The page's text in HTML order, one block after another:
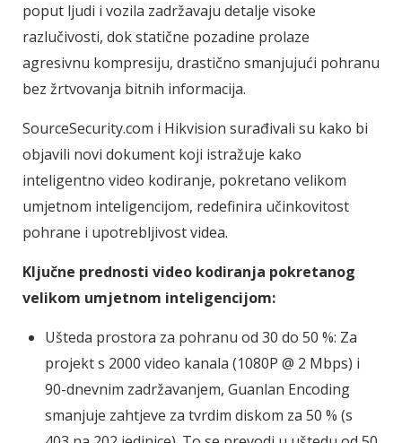
poput ljudi i vozila zadržavaju detalje visoke
razlučivosti, dok statične pozadine prolaze
agresivnu kompresiju, drastično smanjujući pohranu
bez žrtvovanja bitnih informacija.
SourceSecurity.com i Hikvision surađivali su kako bi
objavili novi dokument koji istražuje kako
inteligentno video kodiranje, pokretano velikom
umjetnom inteligencijom, redefinira učinkovitost
pohrane i upotrebljivost videa.
Ključne prednosti video kodiranja pokretanog
velikom umjetnom inteligencijom:
Ušteda prostora za pohranu od 30 do 50 %: Za
projekt s 2000 video kanala (1080P @ 2 Mbps) i
90-dnevnim zadržavanjem, Guanlan Encoding
smanjuje zahtjeve za tvrdim diskom za 50 % (s